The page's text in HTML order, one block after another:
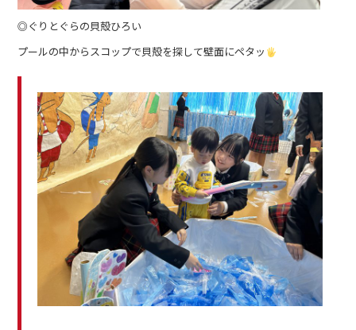
◎ぐりとぐらの貝殻ひろい
プールの中からスコップで貝殻を探して壁面にペタッ